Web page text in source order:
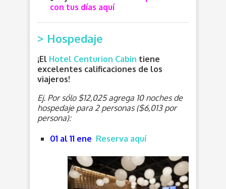
con tus días aquí
> Hospedaje
¡El Hotel Centurion Cabin tiene
excelentes calificaciones de los
viajeros!
Ej. Por sólo $12,025 agrega 10 noches de
hospedaje para 2 personas ($6,013 por
persona):
01 al 11 ene Reserva aquí